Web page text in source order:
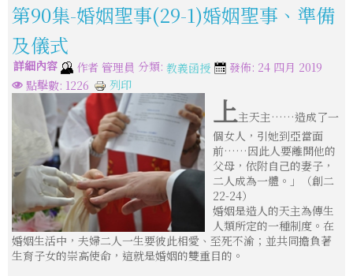
第90集-婚姻聖事(29-1)婚姻聖事、準備
及儀式
詳細內容 作者 管理員 分類: 教義函授
發佈: 24 四月 2019
點擊數: 1226
列印
上主天主……造成了一
個女人，引她到亞當面
前……因此人要離開他的
父母，依附自己的妻子，
二人成為一體。」（創二
22-24）
婚姻是造人的天主為傳生
人類所定的一種制度。在
婚姻生活中，夫婦二人一生要彼此相愛、至死不渝；並共同擔負著
生育子女的崇高使命，這就是婚姻的雙重目的。